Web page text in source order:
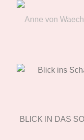
BLICK IN DAS